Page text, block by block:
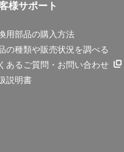
様サポート
用部品の購入方法
の種類や販売状況を調べる
あるご質問・お問い合わせ
説明書